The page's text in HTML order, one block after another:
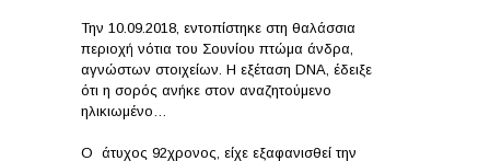
Την 10.09.2018, εντοπίστηκε στη θαλάσσια
περιοχή νότια του Σουνίου πτώμα άνδρα,
αγνώστων στοιχείων. Η εξέταση DNA, έδειξε
ότι η σορός ανήκε στον αναζητούμενο
ηλικιωμένο…
Ο άτυχος 92χρονος, είχε εξαφανισθεί την